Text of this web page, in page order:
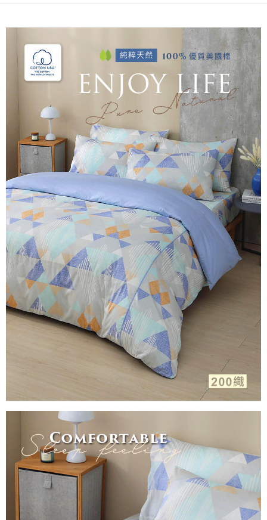
※ 交易是否成功請以「AFTEE先享後付 」之結帳頁面顯示為準，若有關於
是否繳費成功／繳費後需取消欲退款等相關疑問，請聯繫「AFTEE先享後付
客戶支援中心」
https://netprotections.freshdesk.com/support/home
【注意事項】
１．透過由恩沛科技股份有限公司提供之「AFTEE先享後付」服務完成之交
易，需依本服務之必要範圍內提供個人資料，並將交易相關給付款項請求債
權轉讓予恩沛科技股份有限公司。
２．關於個人資料處理事宜，請瀏覽以下網址：
https://aftee.tw/terms/#terms3
３．未成年的使用者請事先徵得法定代理人或監護人之同意方可使用
「AFTEE先享後付」，若未經同意申辦者引起之損失，本公司不負相關責
任。
４．使用「AFTEE先享後付」時，將依據個別帳號之用戶狀況，依本公司即
時審查核予不同之上限額度；若仍有額度不足之情形，本公司將視審查結果
請求用戶進行身份認證。
５．嚴禁一人註冊多個帳號或使用他人資訊註冊。若發現惡意使用之情形，
恩沛科技股份有限公司將有權停止該用戶之使用額度並採取法律行動。
付款後7-11取貨
每筆NT$60，滿NT$499(含以上)免運費
每筆NT$100，滿NT$499(含以上)免運費
每筆NT$100，滿NT$499(含以上)免運費